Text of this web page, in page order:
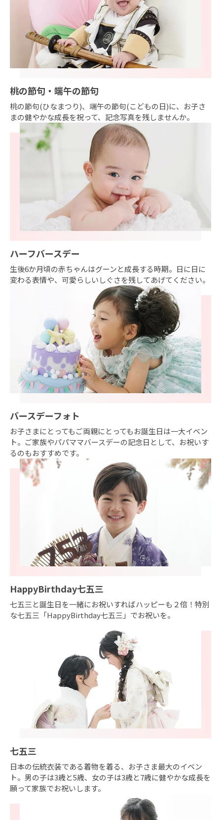
桃の節句・端午の節句
桃の節句(ひなまつり)、端午の節句(こどもの日)に、お子さ
まの健やかな成長を祝って、記念写真を残しませんか。
ハーフバースデー
生後6か月頃の赤ちゃんはグーンと成長する時期。日に日に
変わる表情や、可愛らしいしぐさを残してあげてください。
バースデーフォト
お子さまにとってもご両親にとってもお誕生日は一大イベン
ト。ご家族やパパママバースデーの記念日として、お祝いす
るのもおすすめです。
HappyBirthday七五三
七五三と誕生日を一緒にお祝いすればハッピーも２倍！特別
な七五三「HappyBirthday七五三」でお祝いを。
七五三
日本の伝統衣装である着物を着る、お子さま最大のイベン
ト。男の子は3歳と5歳、女の子は3歳と7歳に健やかな成長を
願って家族でお祝いします。